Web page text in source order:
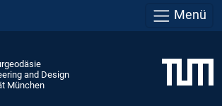
Menü
and Design
München